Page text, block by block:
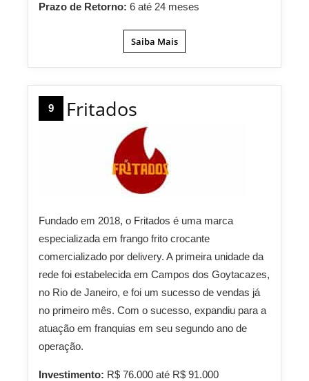
Prazo de Retorno: 6 até 24 meses
Saiba Mais
9 Fritados
Fundado em 2018, o Fritados é uma marca
especializada em frango frito crocante
comercializado por delivery. A primeira unidade da
rede foi estabelecida em Campos dos Goytacazes,
no Rio de Janeiro, e foi um sucesso de vendas já
no primeiro mês. Com o sucesso, expandiu para a
atuação em franquias em seu segundo ano de
operação.
Investimento: R$ 76.000 até R$ 91.000